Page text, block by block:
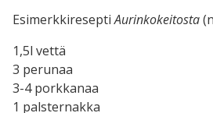
EsimerkkireseptiAurinkokeitosta
1,5l vettä
3 perunaa
3-4 porkkanaa
1 palsternakka